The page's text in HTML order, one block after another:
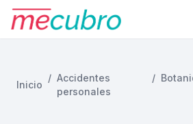
Inicio
/ Accidentes
personales
/